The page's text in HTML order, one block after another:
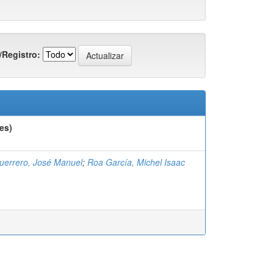
José Manuel; Roa García, Michel Isaac